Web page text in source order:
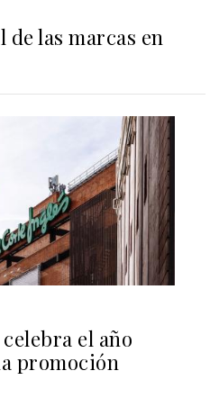
de las marcas en
el año
promoción